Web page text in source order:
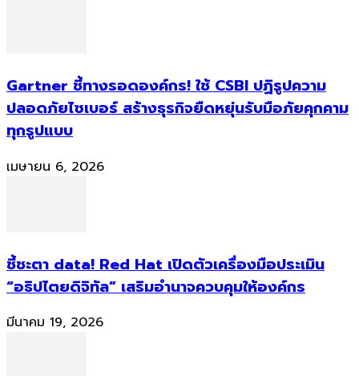
Gartner ชี้ทางรอดองค์กร! ใช้ CSBI ปฏิรูปความ
ปลอดภัยไซเบอร์ สร้างธุรกิจยืดหยุ่นรับมือภัยคุกคาม
ทุกรูปแบบ
เมษายน 6, 2026
ชี้ชะตา data! Red Hat เปิดตัวเครื่องมือประเมิน
“อธิปไตยดิจิทัล” เสริมอำนาจควบคุมให้องค์กร
มีนาคม 19, 2026